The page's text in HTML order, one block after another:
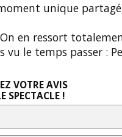
unique partagé
en ressort
vu le temps passer :
VOTRE AVIS
SPECTACLE !